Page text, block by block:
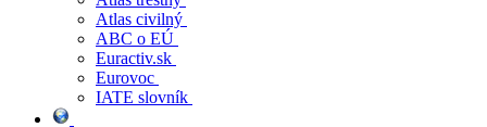
Atlas civilný
ABC o EÚ
Euractiv.sk
Eurovoc
IATE slovník